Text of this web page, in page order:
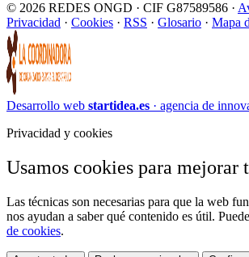
© 2026 REDES ONGD · CIF G87589586 ·
Privacidad · Cookies · RSS · Glosario · Mapa
Desarrollo web startidea.es · agencia de
Privacidad y cookies
Usamos cookies para mejorar
Las técnicas son necesarias para que la web
nos ayudan a saber qué contenido es útil.
de cookies.